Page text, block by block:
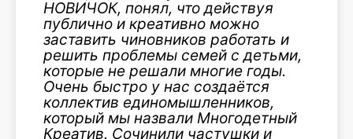
НОВИЧОК, понял, что действуя
публично и креативно можно
заставить чиновников работать и
решить проблемы семей с детьми,
которые не решали многие годы.
Очень быстро у нас создаётся
коллектив единомышленников,
который мы назвали Многодетный
Креатив. Сочинили частушки и